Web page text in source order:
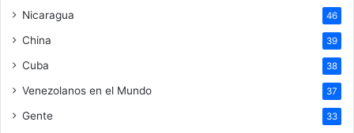
Nicaragua 46
China 39
Cuba 38
Venezolanos en el Mundo 37
Gente 33